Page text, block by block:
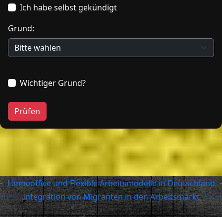
Ich habe selbst gekündigt
Grund:
Wichtiger Grund?
Prüfen
Homeoffice und Flexible Arbeitsmodelle in Deutschland
Integration von Migranten in den Arbeitsmarkt